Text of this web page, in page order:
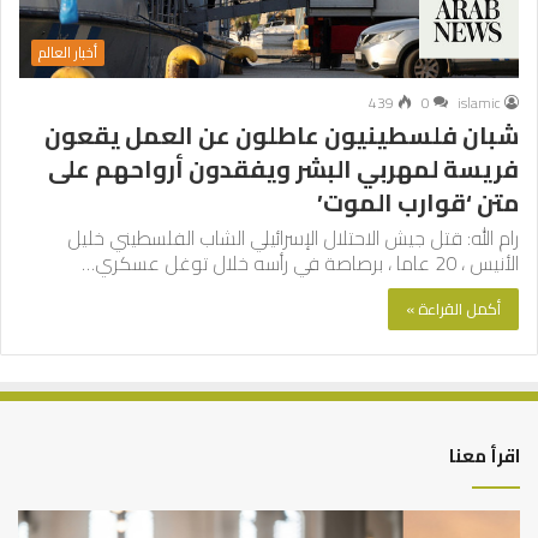
أخبار العالم
islamic
0
439
شبان فلسطينيون عاطلون عن العمل يقعون
فريسة لمهربي البشر ويفقدون أرواحهم على
متن ‘قوارب الموت’
رام الله: قتل جيش الاحتلال الإسرائيلي الشاب الفلسطيني خليل
الأنيس ، 20 عاما ، برصاصة في رأسه خلال توغل عسكري…
أكمل القراءة »
اقرأ معنا
أهم